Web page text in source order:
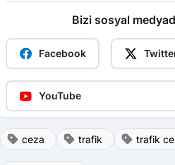
Bizi sosyal
Facebook
YouTube
ceza trafik trafik